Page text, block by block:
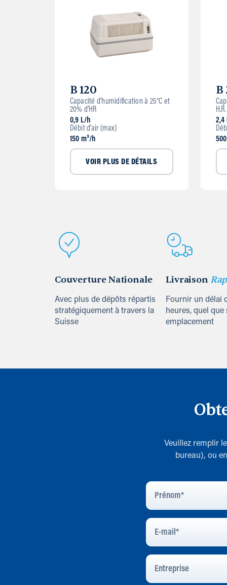
B 120
Capacité d’humidification à 25°C et
20% d’HR
0,9 L/h
Débit d’air (max)
150 m³/h
VOIR PLUS DE DÉTAILS
B
2,4
Couverture Nationale
Avec plus de dépôts répartis
stratégiquement à travers la
Suisse
Livraison
Fournir un délai
heures, quel
emplacement
Veuillez remplir
bureau), ou
Prénom
E-
Mail*
Entreprise